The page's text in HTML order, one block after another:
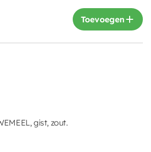
Toevoegen
gist, zout.